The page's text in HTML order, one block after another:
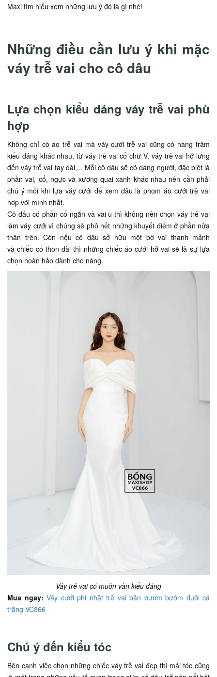
Maxi tìm hiểu xem những lưu ý đó là gì nhé!
Những điều cần lưu ý khi mặc
váy trễ vai cho cô dâu
Lựa chọn kiểu dáng váy trễ vai phù
hợp
Không chỉ có áo trễ vai mà váy cưới trễ vai cũng có hàng trăm
kiểu dáng khác nhau, từ váy trễ vai cổ chữ V, váy trễ vai hở lưng
đến váy trễ vai tay dài,... Mỗi cô dâu sẽ có dáng người, đặc biệt là
phần vai, cổ, ngực và xương quai xanh khác nhau nên cần phải
chú ý mỗi khi lựa váy cưới để xem đâu là phom áo cưới trễ vai
hợp với mình nhất.
Cô dâu có phần cổ ngắn và vai u thì không nên chọn váy trễ vai
làm váy cưới vì chúng sẽ phô hết những khuyết điểm ở phần nửa
thân trên. Còn nếu cô dâu sở hữu một bờ vai thanh mảnh
và chiếc cổ thon dài thì những chiếc áo cưới hở vai sẽ là sự lựa
chọn hoàn hảo dành cho nàng.
Váy trễ vai có muôn vàn kiểu dáng
Mua ngay: Váy cưới phi nhật trễ vai bản bươm bướm đuôi cá
trắng VC866
Chú ý đến kiểu tóc
Bên cạnh việc chọn những chiếc váy trễ vai đẹp thì mái tóc cũng